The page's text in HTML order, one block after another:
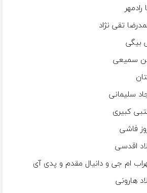
تقی نژاد
بیگی
سمیعی
سلیمانی
کبیری
فاشی
اقدسی
ام جی و دانیال مقدم و پدی آی
هارونی